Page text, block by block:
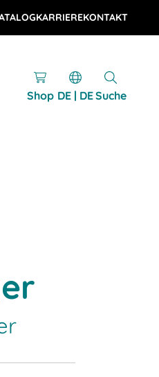
KARRIEREKONTAKT
Shop DE | DESuche